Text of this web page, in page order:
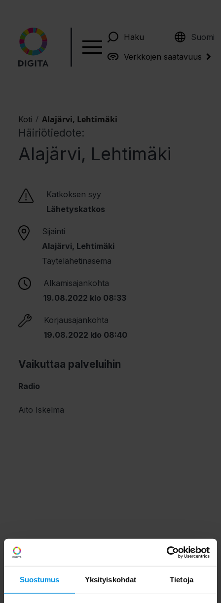
Suostumus Yksityiskohdat Tietoja
Haku Suomi
English
Verkkojen saatavuus
Koti / Alajärvi, Lehtimäki
Häiriötiedote:
Alajärvi, Lehtimäki
Katkoksen syy
Lähetyskatkos
Sijainti
Alajärvi, Lehtimäki
Täytelähetinasema
Alkamisajankohta
19.08.2022 klo 08:33
Korjausajankohta
19.08.2022 klo 08:40
Vaikuttaa palveluihin
Radio
Aito Iskelmä